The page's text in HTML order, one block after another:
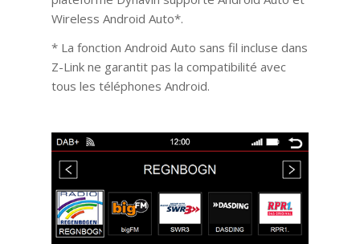
Wireless Android Auto*.
* La fonction Android Auto sans fil incluse dans
Z-Link ne garantit pas la compatibilité avec
tous les téléphones Android.